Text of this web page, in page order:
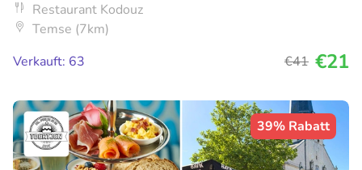
Restaurant Kodouz
Temse (7km)
Verkauft: 63
€41 €21
39% Rabatt